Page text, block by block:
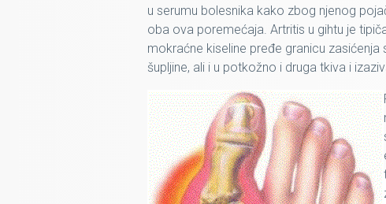
u serumu bolesnika kako zbog njenog
oba ova poremećaja. Artritis u gihtu je
mokraćne kiseline pređe granicu
šupljine, ali i u potkožno i druga tkiva i